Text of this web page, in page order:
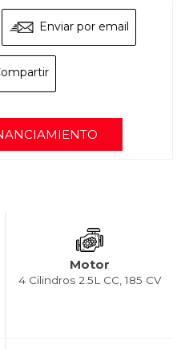
Enviar por email
Motor
4 Cilindros 2.5L CC, 185 CV